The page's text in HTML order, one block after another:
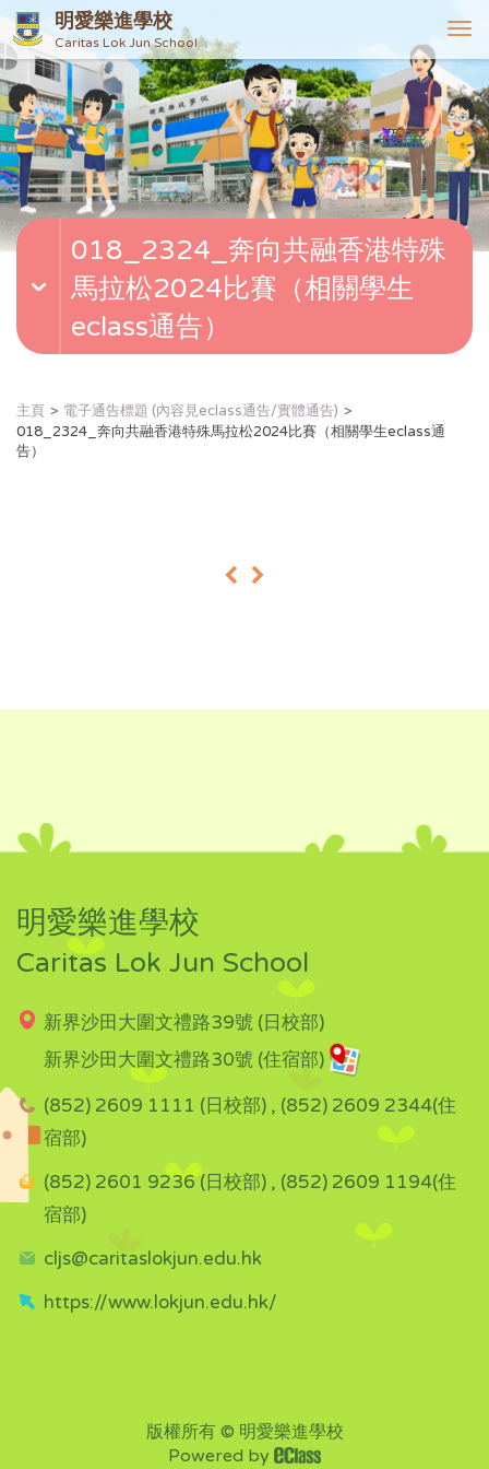
明愛樂進學校
Caritas Lok Jun School
T
o
g
g
l
e
n
v
i
018_2324_奔向共融香港特殊
馬拉松2024比賽（相關學生
eclass通告）
主頁
電子通告標題 (內容見eclass通告/實體通告)
018_2324_奔向共融香港特殊馬拉松2024比賽（相關學生eclass通
告）
« »
明愛樂進學校
Caritas Lok Jun School
新界沙田大圍文禮路39號 (日校部)
新界沙田大圍文禮路30號 (住宿部)
(852) 2609 1111 (日校部) , (852) 2609 2344(住
宿部)
(852) 2601 9236 (日校部) , (852) 2609 1194(住
宿部)
cljs@caritaslokjun.edu.hk
https://www.lokjun.edu.hk/
版權所有 © 明愛樂進學校
Powered by